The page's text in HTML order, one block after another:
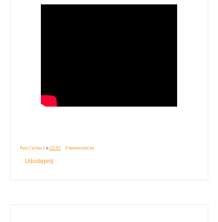
Pan Czytacz o 22:42 0 komentarze
Udostępnij